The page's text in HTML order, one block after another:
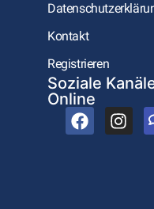
Kontakt
Registrieren
Soziale
Online